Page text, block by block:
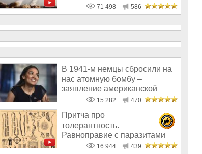
удар по России
71 498 586
В 1941-м немцы сбросили на
нас атомную бомбу –
заявление американской
конгресменши
15 282 470
Притча про
толерантность.
Равноправие с паразитами
смертельно16 944 439